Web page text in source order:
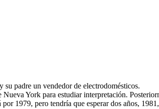
padre un vendedor de electrodomésticos.
York para estudiar interpretación.
1979, pero tendría que esperar dos años,